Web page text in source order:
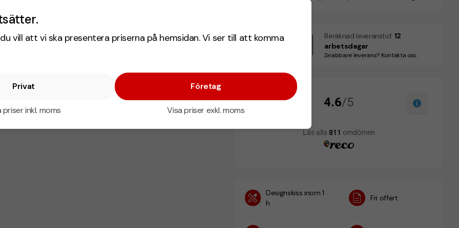
vill att vi ska presentera priserna på hemsidan. Vi ser till att komma
Privat
priser inkl. moms
Företag
Visa priser exkl. moms
25
Beräknad leveranstid: 12
arbetsdagar
Snabbare leverans? Kontakta oss.
Designskiss inom 1
h
Fri offert